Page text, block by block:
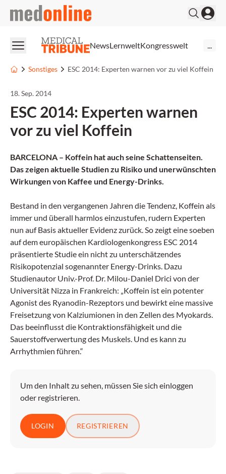
medonline
NewsLernweltKongresswelt
Sonstiges ESC 2014: Experten warnen vor zu viel Koffein
18. Sep. 2014
ESC 2014: Experten warnen
vor zu viel Koffein
BARCELONA – Koffein hat auch seine Schattenseiten.
Das zeigen aktuelle Studien zu Risiko und unerwünschten
Wirkungen von Kaffee und Energy-Drinks.
Bestand in den vergangenen Jahren die Tendenz, Koffein als
immer und überall harmlos einzustufen, rudern Experten
nun auf Basis aktueller Evidenz zurück. So zeigt eine soeben
auf dem europäischen Kardiologenkongress ESC 2014
präsentierte Studie ein nicht zu unterschätzendes
Risikopotenzial sogenannter Energy-Drinks. Dazu
Studienautor Univ.-Prof. Dr. Milou-Daniel Drici von der
Universität Nizza in Frankreich: „Koffein ist ein potenter
Agonist des Ryanodin-Rezeptors und bewirkt eine massive
Freisetzung von Kalziumionen in den Zellen des Myokards.
Das beeinflusst die Kontraktionsfähigkeit und die
Sauerstoffverwertung des Muskels. Und es kann zu
Arrhythmien führen.“
Um den Inhalt zu sehen, müssen Sie sich einloggen
oder registrieren.
LOGIN REGISTRIEREN